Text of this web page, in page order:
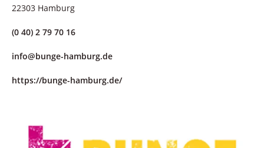
22303 Hamburg
(0 40) 2 79 70 16
info@bunge-hamburg.de
https://bunge-hamburg.de/